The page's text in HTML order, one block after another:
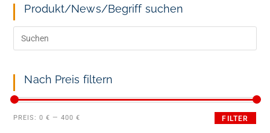
Produkt/News/Begriff suchen
Nach Preis filtern
FILTER
PREIS:0 € —400 €